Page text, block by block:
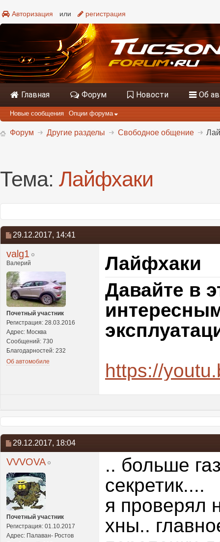
Авторизация или регистрация
Главная Форум Новости Об
Новые сообщения Опции форума
Форум Другие разделы Свободное общение
Тема: Лайфхаки
29.12.2017, 14:41
valg1
Валерий
Почетный участник
Регистрация: 28.03.2016
Адрес: Москва
Сообщений: 730
Благодарностей: 232
Об автомобиле
Лайфхаки
Давайте в
https://
29.12.2017, 18:04
VVVOVA
Почетный участник
Регистрация: 01.10.2017
Адрес: Палаван- Ростов
.. больше
секретик....
я проверял
хны..